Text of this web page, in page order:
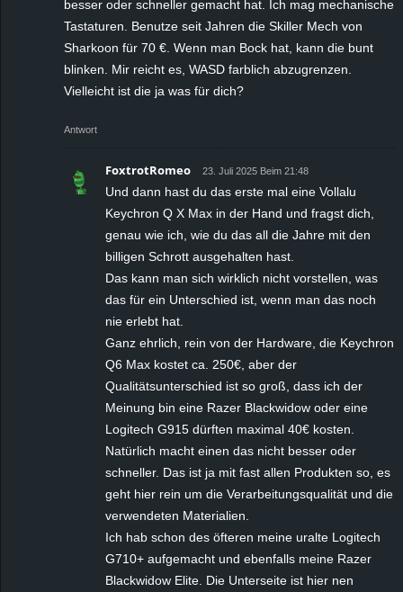
besser oder schneller gemacht hat. Ich mag mechanische
Tastaturen. Benutze seit Jahren die Skiller Mech von
Sharkoon für 70 €. Wenn man Bock hat, kann die bunt
blinken. Mir reicht es, WASD farblich abzugrenzen.
Vielleicht ist die ja was für dich?
Antwort
FoxtrotRomeo 23. Juli 2025 Beim 21:48
Und dann hast du das erste mal eine Vollalu
Keychron Q X Max in der Hand und fragst dich,
genau wie ich, wie du das all die Jahre mit den
billigen Schrott ausgehalten hast.
Das kann man sich wirklich nicht vorstellen, was
das für ein Unterschied ist, wenn man das noch
nie erlebt hat.
Ganz ehrlich, rein von der Hardware, die Keychron
Q6 Max kostet ca. 250€, aber der
Qualitätsunterschied ist so groß, dass ich der
Meinung bin eine Razer Blackwidow oder eine
Logitech G915 dürften maximal 40€ kosten.
Natürlich macht einen das nicht besser oder
schneller. Das ist ja mit fast allen Produkten so, es
geht hier rein um die Verarbeitungsqualität und die
verwendeten Materialien.
Ich hab schon des öfteren meine uralte Logitech
G710+ aufgemacht und ebenfalls meine Razer
Blackwidow Elite. Die Unterseite ist hier nen